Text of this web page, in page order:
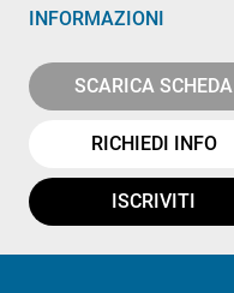
INFORMAZIONI
SCARICA SCHEDA
RICHIEDI INFO
ISCRIVITI